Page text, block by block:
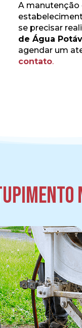
A manutenção
se precisar
de Água
agendar um
contato.